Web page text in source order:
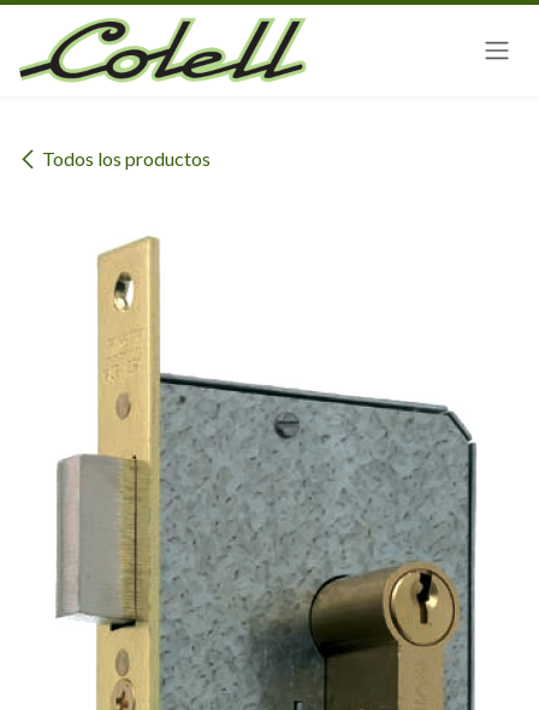
Ir al contenido
Todos los productos